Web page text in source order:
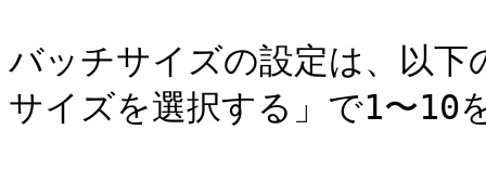
バッチサイズの設定は、以
サイズを選択する」で1〜10